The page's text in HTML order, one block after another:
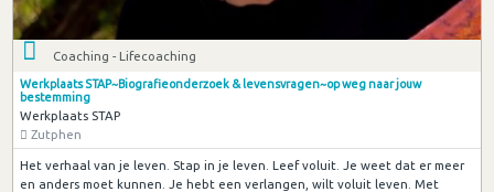
Coaching - Lifecoaching
Werkplaats STAP~Biografieonderzoek & levensvragen~op weg naar jouw
bestemming
Werkplaats STAP
Zutphen
Het verhaal van je leven. Stap in je leven. Leef voluit. Je weet dat er meer
en anders moet kunnen. Je hebt een verlangen, wilt voluit leven. Met